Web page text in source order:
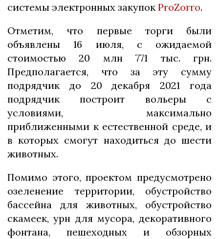
системы электронных закупок ProZorro.
Отметим, что первые торги были
объявлены 16 июля, с ожидаемой
стоимостью 20 млн 771 тыс. грн.
Предполагается, что за эту сумму
подрядчик до 20 декабря 2021 года
подрядчик построит вольеры с
условиями, максимально
приближенными к естественной среде, и
в которых смогут находиться до шести
животных.
Помимо этого, проектом предусмотрено
озеленение территории, обустройство
бассейна для животных, обустройство
скамеек, урн для мусора, декоративного
фонтан️а, пешеходных и обзорных